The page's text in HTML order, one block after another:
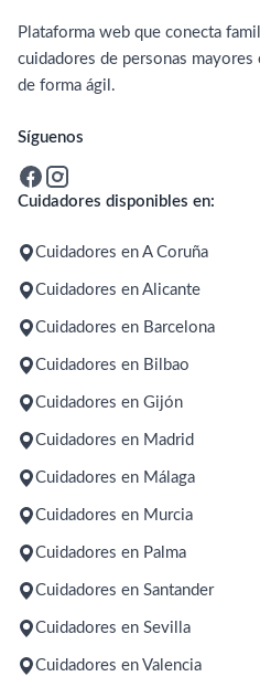
Plataforma web que conecta
cuidadores de personas mayores
de forma ágil.
Síguenos
Cuidadores disponibles en:
Cuidadores en A Coruña
Cuidadores en Alicante
Cuidadores en Barcelona
Cuidadores en Bilbao
Cuidadores en Gijón
Cuidadores en Madrid
Cuidadores en Málaga
Cuidadores en Murcia
Cuidadores en Palma
Cuidadores en Santander
Cuidadores en Sevilla
Cuidadores en Valencia